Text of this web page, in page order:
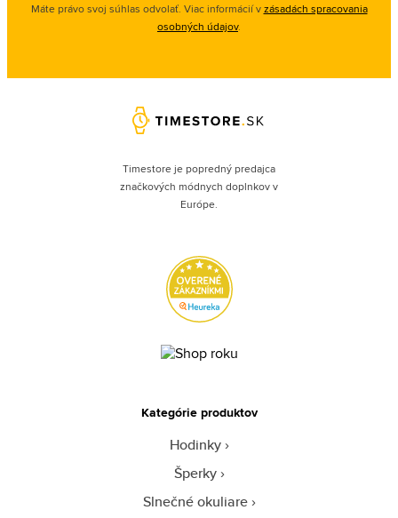
Máte právo svoj súhlas odvolať. Viac informácií vzásadách spracovania
osobných údajov.
Timestore je popredný predajca
značkových módnych doplnkov v
Európe.
Kategórie produktov
Hodinky
Šperky
Slnečné okuliare